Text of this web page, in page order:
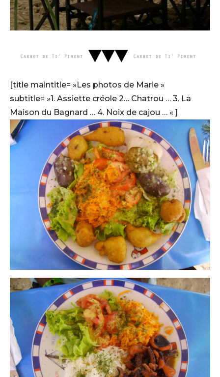
[title maintitle= »Les photos de Marie »
subtitle= »1. Assiette créole 2… Chatrou … 3. La
Maison du Bagnard … 4. Noix de cajou … « ]